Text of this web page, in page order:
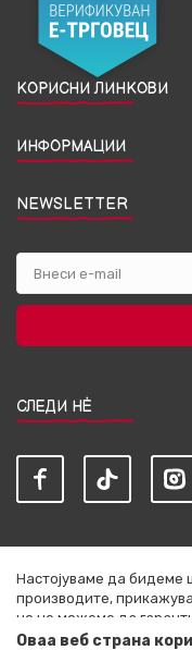
КОРИСНИ ЛИНКОВИ
ИНФОРМАЦИИ
NEWSLETTER
СЛЕДИ НЀ
Настојуваме да бидеме
производите,
но не можеме да
комплетни и без
Оваа веб страна